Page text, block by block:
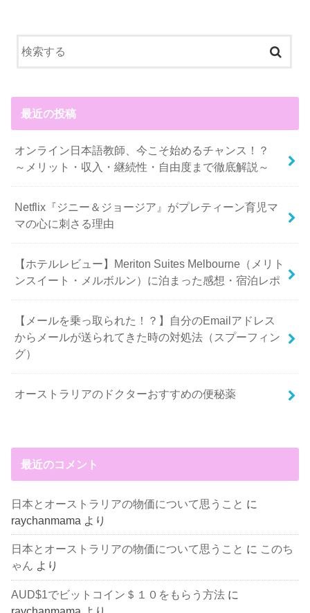
最近の投稿
オンライン日本語教師、今こそ始めるチャンス！？
～メリット・収入・継続性・自由度まで徹底解説～
Netflix『ジニー＆ジョージア』がプレティーン育児マ
マの心に刺さる理由
【ホテルレビュー】Meriton Suites Melbourne（メリト
ンスイート・メルボルン）に泊まった感想・宿泊レポ
【メールを乗っ取られた！？】自分のEmailアドレス
からメールが送られてきた時の対処法（スプーフィン
グ）
オーストラリアのドクターおすすめの便秘薬
最近のコメント
日本とオーストラリアの物価について思うこと に
raychanmama より
日本とオーストラリアの物価について思うこと に このち
ゃん より
AUD$1でビットコイン＄１０をもらう方法 に